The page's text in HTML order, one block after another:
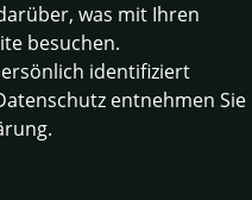
was mit Ihren
besuchen.
identifiziert
entnehmen Sie